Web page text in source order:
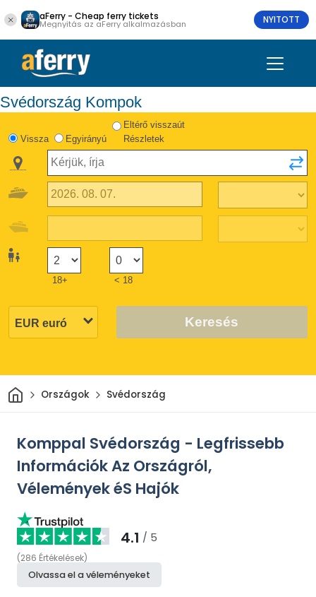
aFerry - Cheap ferry tickets
Megnyitás az aFerry alkalmazásban NYITOTT
Svédország Kompok
Vissza Egyirányú
Eltérő visszaút
Részletek
18+ < 18
Keresés
Otthon
Országok Svédország
Komppal Svédország - Legfrissebb
Információk Az Országról,
Vélemények éS Hajók
4.1 / 5
(286 Értékelések)
Olvassa el a véleményeket